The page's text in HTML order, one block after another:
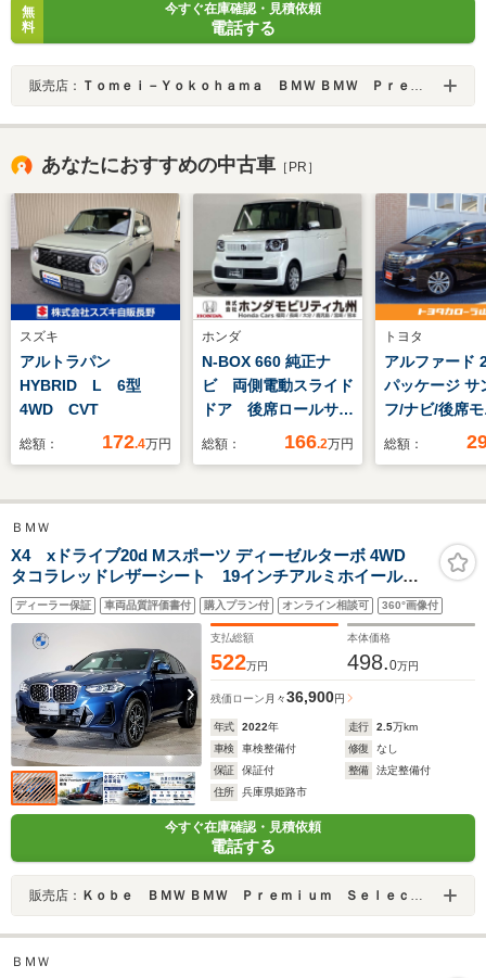
無
料
今すぐ在庫確認・見積依頼
電話する
販売店： Ｔｏｍｅｉ－Ｙｏｋｏｈａｍａ ＢＭＷ ＢＭＷ Ｐｒｅｍｉｕｍ Ｓｅｌｅｃｔｉｏｎ 町田鶴川
あなたにおすすめの中古車 ［PR］
スズキ
アルトラパン
HYBRID L 6型
4WD CVT
総額： 172.4万円
ホンダ
N-BOX 660 純正ナ
ビ 両側電動スライド
ドア 後席ロールサン
シェード LEDヘッド
総額： 166.2万円
トヨタ
アルファード
パッケージ サ
フ/ナビ/後席
クルコン/
総額：
ＢＭＷ
X4 xドライブ20d Mスポーツ ディーゼルターボ 4WD
タコラレッドレザーシート 19インチアルミホイール
シートヒーター TVチューナー 全周囲カメラ 電動シ
ート ワイヤレスチャージ 電動トランクゲート 50th
記念エンブレム アクティブクルーズコントロール
ディーラー保証 車両品質評価書付 購入プラン付 オンライン相談可 360°画像付
支払総額
522万円
本体価格
498.0万円
残価ローン 月々36,900円
年式 2022年 走行 2.5万km
車検
車検整備付 修復
なし
保証
保証付 整備
法定整備付
住所
兵庫県姫路市
今すぐ在庫確認・見積依頼
電話する
販売店： Ｋｏｂｅ ＢＭＷ ＢＭＷ Ｐｒｅｍｉｕｍ Ｓｅｌｅｃｔｉｏｎ 姫路
ＢＭＷ